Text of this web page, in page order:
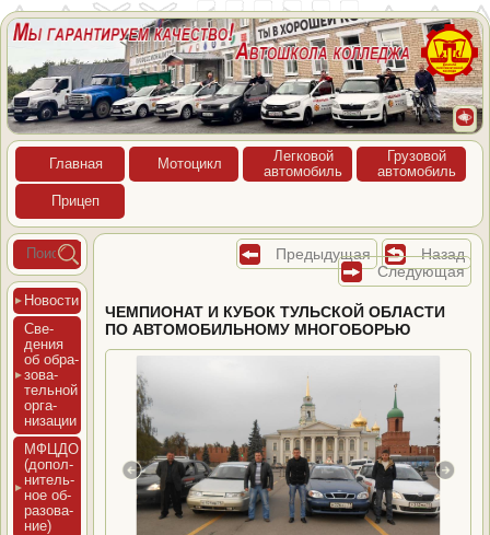
Глав­ная Мото­цикл
Лег­ко­вой
ав­то­мобиль
Гру­зовой
ав­то­мобиль
При­цеп
Новос­ти
Све­
дения
об об­ра­
зова­
тель­ной
ор­га­
низа­ции
МФЦДО
(до­пол­
ни­тель­
ное об­
ра­зова­
ние)
Предыдущая
Назад
Следующая
ЧЕМПИОНАТ И КУБОК ТУЛЬСКОЙ ОБЛАСТИ
ПО АВТОМОБИЛЬНОМУ МНОГОБОРЬЮ